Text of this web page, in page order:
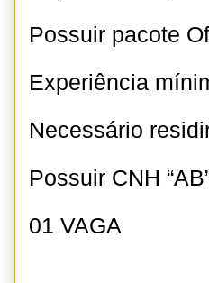
Possuir pacote
Experiência
Necessário
Possuir CNH
01 VAGA